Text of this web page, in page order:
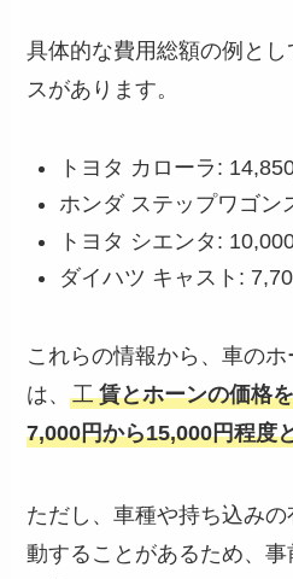
具体的な費用総額の例と
スがあります。
トヨタ カローラ:
ホンダ ステップワゴン
トヨタ シエンタ:
ダイハツ キャスト:
これらの情報から、車の
は、工 賃とホーンの価格
7,000円から15,000円程度
ただし、車種や持ち込み
動することがあるため、